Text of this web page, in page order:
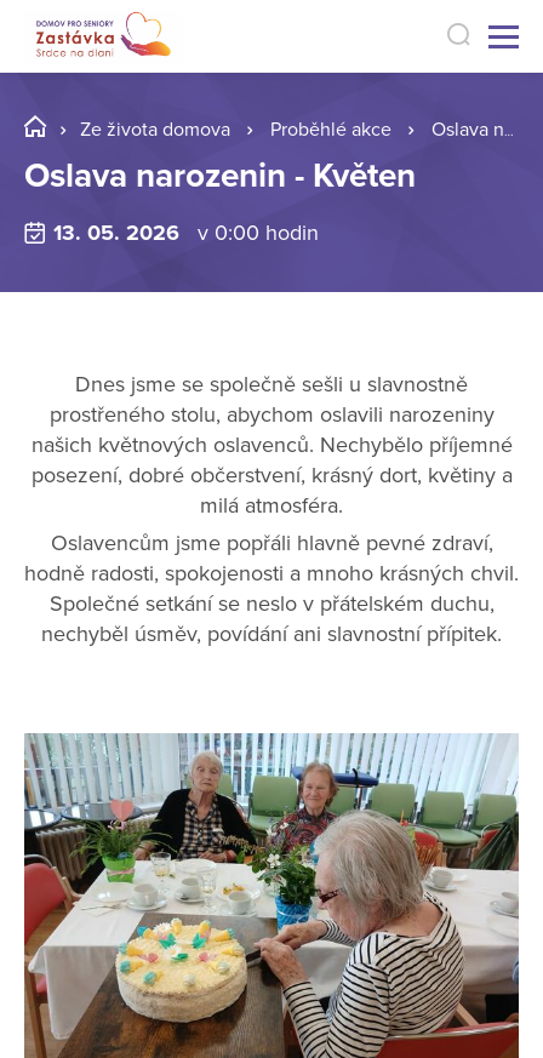
Ze života domova Proběhlé akce Oslava narozenin - Květen
Oslava narozenin - Květen
13. 05. 2026 v 0:00 hodin
Dnes jsme se společně sešli u slavnostně
prostřeného stolu, abychom oslavili narozeniny
našich květnových oslavenců. Nechybělo příjemné
posezení, dobré občerstvení, krásný dort, květiny a
milá atmosféra.
Oslavencům jsme popřáli hlavně pevné zdraví,
hodně radosti, spokojenosti a mnoho krásných chvil.
Společné setkání se neslo v přátelském duchu,
nechyběl úsměv, povídání ani slavnostní přípitek.